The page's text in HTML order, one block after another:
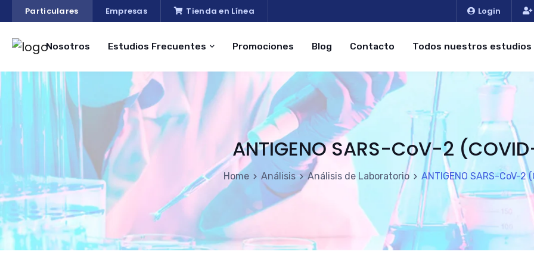
Particulares Empresas Tienda en Línea Login
Nosotros Estudios Frecuentes Promociones Blog Contacto Todos nuestros estudios
ANTIGENO SARS-CoV-2
Home Análisis Análisis de Laboratorio ANTIGENO SARS-CoV-2